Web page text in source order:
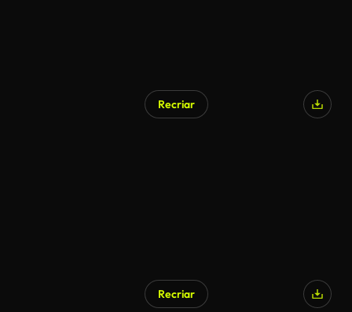
Recriar
Recriar